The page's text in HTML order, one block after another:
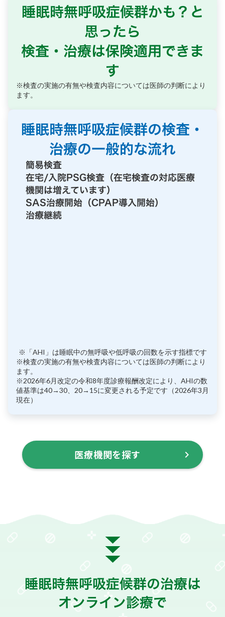
睡眠時無呼吸症候群かも？と
思ったら
検査・治療は保険適用できま
す
※検査の実施の有無や検査内容については医師の判断により
ます。
睡眠時無呼吸症候群の検査・
治療の一般的な流れ
簡易検査
在宅/入院PSG検査（在宅検査の対応医療
機関は増えています）
SAS治療開始（CPAP導入開始）
治療継続
※「AHI」は睡眠中の無呼吸や低呼吸の回数を示す指標です
※検査の実施の有無や検査内容については医師の判断により
ます。
※2026年6月改定の令和8年度診療報酬改定により、AHIの数
値基準は40→30、20→15に変更される予定です（2026年3月
現在）
医療機関を探す keyboard_arrow_right
睡眠時無呼吸症候群の治療は
オンライン診療で